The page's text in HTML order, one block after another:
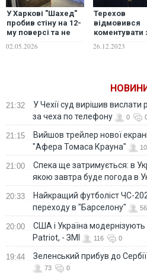
У Харкові "Шахед"
пробив стіну на 12-
му поверсі та не
02.05.2026
Терехов
відмовився
коментувати
підробку
26.12.2023
21:32
У Чехії суд вирішив
за чеха по телефону
0
21:15
Вийшов трейлер нової
"Афера Томаса Крауна"
10
21:00
Спека ще затримується: в
якою завтра буде погода в
20:33
Найкращий футболіст ЧС-
переходу в "Барселону"
56
20:00
США і Україна
Patriot, - ЗМІ
116 0
19:44 Зеленський прибув до
73 0